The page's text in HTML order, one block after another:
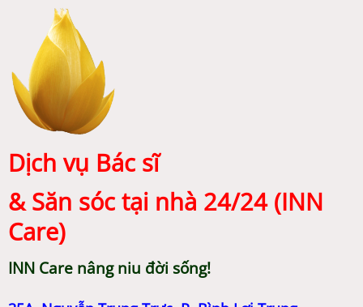
Dịch vụ Bác sĩ
& Săn sóc tại nhà 24/24 (INN
Care)
INN Care nâng niu đời sống!